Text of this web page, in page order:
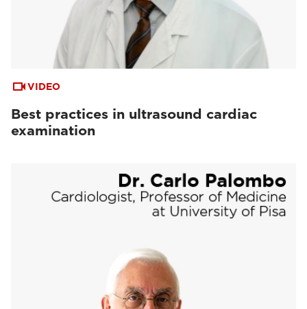
VIDEO
Best practices in ultrasound cardiac
examination